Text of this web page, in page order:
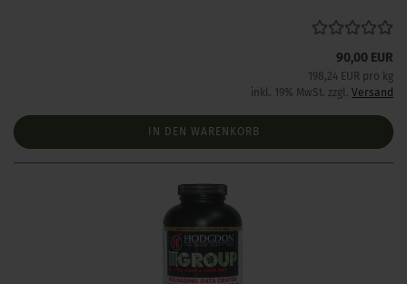
90,00 EUR
198,24 EUR pro kg
inkl. 19% MwSt. zzgl. Versand
IN DEN WARENKORB